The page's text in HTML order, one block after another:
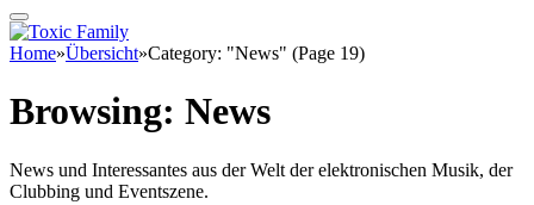
Home»Übersicht»Category: "News" (Page 19)
Browsing: News
News und Interessantes aus der Welt der elektronischen Musik, der
Clubbing und Eventszene.